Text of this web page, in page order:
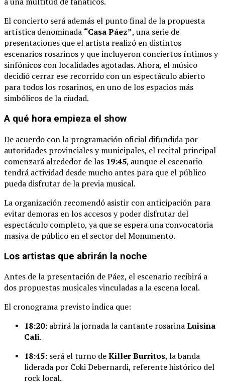
El concierto será además el puntofinal dela propuesta
artística denominada “CasaPáez”, una serie de
presentaciones que el artista realizó en distintos
escenarios rosarinosyqueincluyeron conciertos íntimosy
sinfónicos conlocalidades agotadas.Ahora, el músico
decidió cerrar ese recorrido conun espectáculo abierto
paratodoslos rosarinos, enuno delos espacios más
simbólicos dela ciudad.
A qué hora empieza el show
De acuerdo conla programación oficial difundida por
autoridades provincialesymunicipales, el recital principal
comenzará alrededor delas 19:45, aunque el escenario
tendrá actividad desde mucho antes para que el público
pueda disfrutar dela previa musical.
La organización recomendó asistir con anticipación para
evitar demoras enlos accesosypoder disfrutar del
espectáculo completo, ya que se esperauna convocatoria
masiva de público en el sector delMonumento.
Los artistas que abrirán la noche
Antes dela presentación dePáez, el escenario recibirá a
dos propuestas musicalesvinculadas ala escenalocal.
El cronograma previstoindica que:
18:20: abrirálajornadala cantante rosarinaLuisina
Cali.
18:45: será elturno deKillerBurritos, labanda
liderada por CokiDebernardi, referentehistórico del
rocklocal.